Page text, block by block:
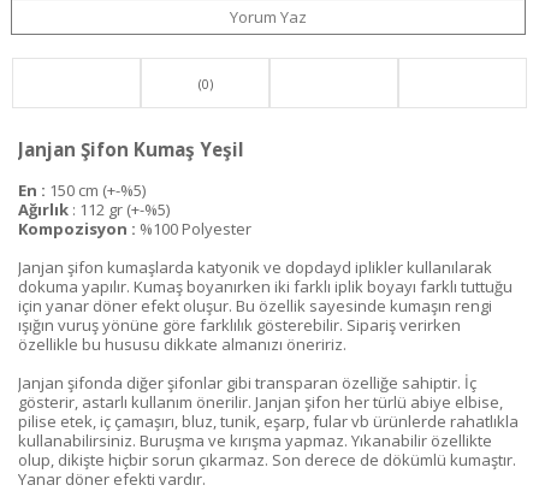
Yorum Yaz
(0)
Janjan Şifon Kumaş Yeşil
En : 150 cm (+-%5)
Ağırlık : 112 gr (+-%5)
Kompozisyon : %100 Polyester
Janjan şifon kumaşlarda katyonik ve dopdayd iplikler kullanılarak
dokuma yapılır. Kumaş boyanırken iki farklı iplik boyayı farklı tuttuğu
için yanar döner efekt oluşur. Bu özellik sayesinde kumaşın rengi
ışığın vuruş yönüne göre farklılık gösterebilir. Sipariş verirken
özellikle bu hususu dikkate almanızı öneririz.
Janjan şifonda diğer şifonlar gibi transparan özelliğe sahiptir. İç
gösterir, astarlı kullanım önerilir. Janjan şifon her türlü abiye elbise,
pilise etek, iç çamaşırı, bluz, tunik, eşarp, fular vb ürünlerde rahatlıkla
kullanabilirsiniz. Buruşma ve kırışma yapmaz. Yıkanabilir özellikte
olup, dikişte hiçbir sorun çıkarmaz. Son derece de dökümlü kumaştır.
Yanar döner efekti vardır.